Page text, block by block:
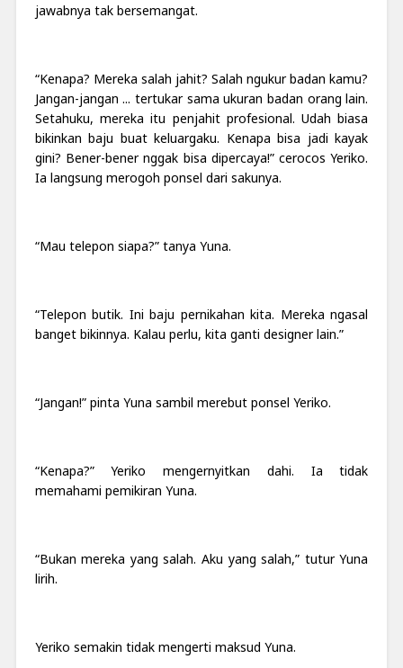
jawabnya tak bersemangat.
“Kenapa? Mereka salah jahit? Salah ngukur badan kamu?
Jangan-jangan ... tertukar sama ukuran badan orang lain.
Setahuku, mereka itu penjahit profesional. Udah biasa
bikinkan baju buat keluargaku. Kenapa bisa jadi kayak
gini? Bener-bener nggak bisa dipercaya!” cerocos Yeriko.
Ia langsung merogoh ponsel dari sakunya.
“Mau telepon siapa?” tanya Yuna.
“Telepon butik. Ini baju pernikahan kita. Mereka ngasal
bangetbikinnya. Kalau perlu, kita ganti designer lain.”
“Jangan!” pinta Yuna sambil merebut ponsel Yeriko.
“Kenapa?” Yeriko mengernyitkan dahi. Ia tidak
memahami pemikiran Yuna.
“Bukan mereka yang salah. Aku yang salah,” tutur Yuna
lirih.
Yeriko semakin tidak mengerti maksud Yuna.